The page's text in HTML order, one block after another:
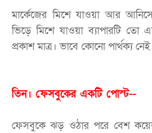
মার্কেজের মিশে যাওয়া আর
ভিড়ে মিশে যাওয়া ব্যাপারটি তো
প্রকাশ মাত্র। ভাবে কোনো পার্থক্য
তিন। ফেসবুকের একটি পোস্ট--
ফেসবুকে ঝড় ওঠার পরে বেশ